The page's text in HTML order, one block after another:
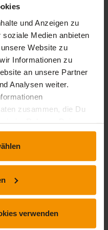
und Anzeigen zu
Medien anbieten
Website zu
Informationen zu
an unsere Partner
Analysen weiter.
zusammen, die Du
haben.
verwenden